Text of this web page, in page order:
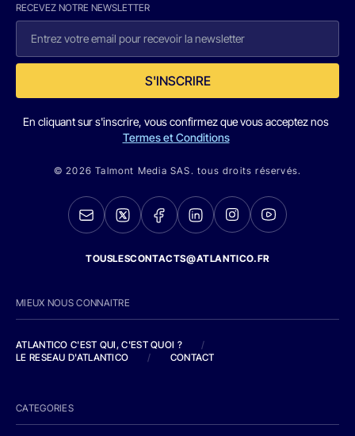
RECEVEZ NOTRE NEWSLETTER
S'INSCRIRE
En cliquant sur s'inscrire, vous confirmez que vous acceptez nos
Termes et Conditions
© 2026 Talmont Media SAS. tous droits réservés.
TOUSLESCONTACTS@ATLANTICO.FR
MIEUX NOUS CONNAITRE
ATLANTICO C'EST QUI, C'EST QUOI ?
/
LE RESEAU D'ATLANTICO
/ CONTACT
CATEGORIES